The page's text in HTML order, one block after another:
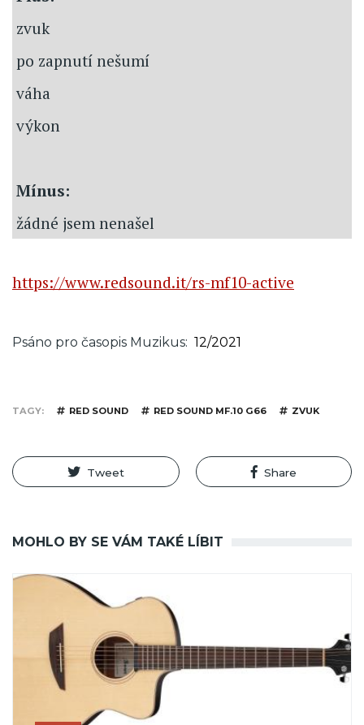
zvuk
po zapnutí nešumí
váha
výkon
Mínus:
žádné jsem nenašel
https://www.redsound.it/rs-mf10-active
Psáno pro časopis Muzikus 12/2021
TAGY RED SOUND RED SOUND MF.10 G66 ZVUK
Tweet Share
MOHLO BY SE VÁM TAKÉ LÍBIT